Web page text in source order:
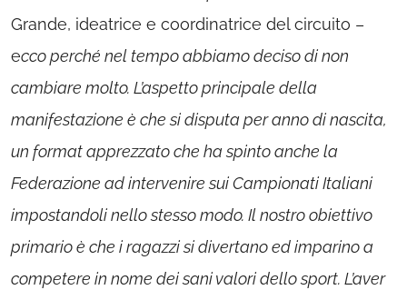
Grande, ideatrice e coordinatrice del circuito –
ecco perché nel tempo abbiamo deciso di non
cambiare molto. L’aspetto principale della
manifestazione è che si disputa per anno di nascita,
un format apprezzato che ha spinto anche la
Federazione ad intervenire sui Campionati Italiani
impostandoli nello stesso modo. Il nostro obiettivo
primario è che i ragazzi si divertano ed imparino a
competere in nome dei sani valori dello sport. L’aver